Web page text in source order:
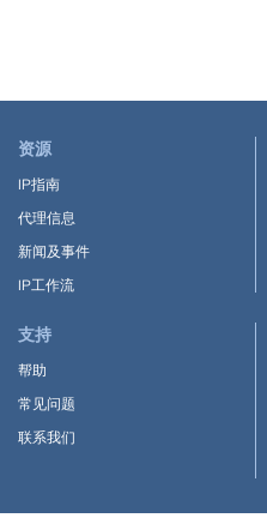
资源
IP指南
代理信息
新闻及事件
IP工作流
支持
帮助
常见问题
联系我们